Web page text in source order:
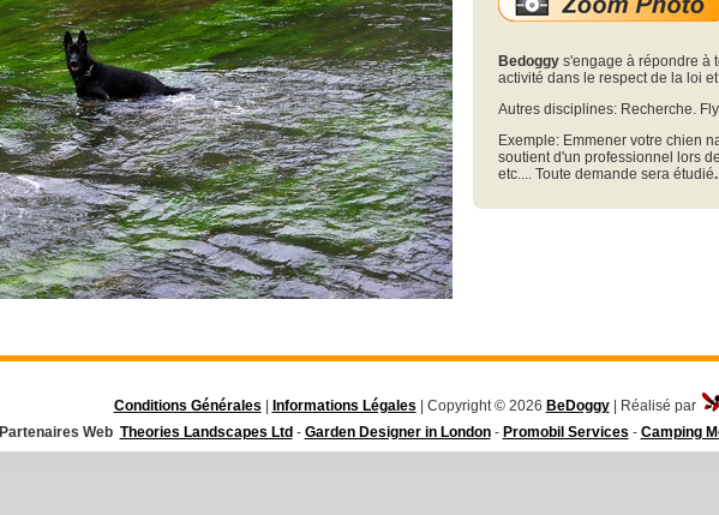
Bedoggy s'engage à répondre à
activité dans le respect de la loi
Autres disciplines: Recherche.
Exemple: Emmener votre chien
soutient d'un professionnel lors
etc.... Toute demande sera étudié.
Conditions Générales Informations Légales | Copyright © 2026 BeDoggy| Réalisé par
Partenaires Web Theories Landscapes Ltd - Garden Designer in London- Promobil Services - Camping